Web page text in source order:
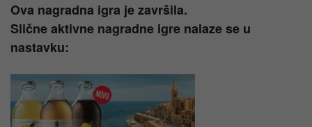
Ova nagradna igra je završila.
Slične aktivne nagradne igre nalaze se u
nastavku: